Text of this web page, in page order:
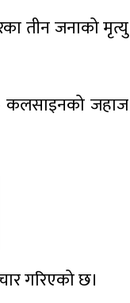
तीन जनाको मृत्यु
कलसाइनको जहाज
गरिएको छ।